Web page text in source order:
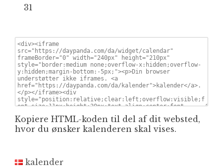
31
Kopiere HTML-koden til del af dit websted,
hvor du ønsker kalenderen skal vises.
kalender